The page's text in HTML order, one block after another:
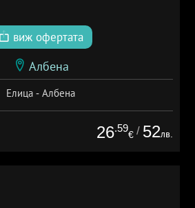
виж офертата
Албена
Елица - Албена
26.59
€ / 52лв.